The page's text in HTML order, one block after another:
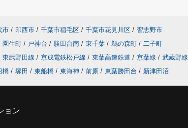
市 / 印西市 / 千葉市稲毛区 / 千葉市花見川区 / 習志野市
園生町 / 戸神台 / 勝田台南 / 東千葉 / 鵜の森町 / 二子町
東武野田線 / 京成電鉄松戸線 / 東葉高速鉄道 / 京葉線 / 武蔵野線
橋 / 塚田 / 東船橋 / 東海神 / 前原 / 東葉勝田台 / 新津田沼
ョン